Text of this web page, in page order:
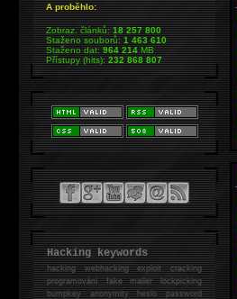
A proběhlo:
Zobraz. článků:18 257 800
Staženo souborů:1 463 610
Staženo dat:964 214MB
Přístupy (hits):232 868 807
Hacking keywords
hackingwebhacking exploit cracking
programování fake mailer lockpicking
bumpkey anonymity heslo password